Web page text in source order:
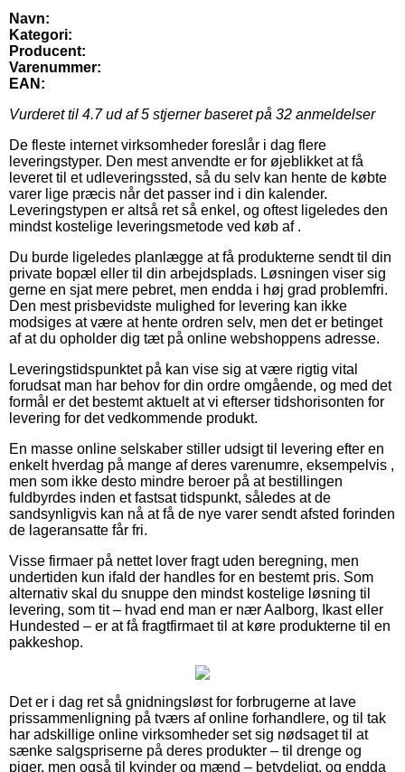
Navn:
Kategori:
Producent:
Varenummer:
EAN:
Vurderet til 4.7ud af 5 stjerner baseret på 32 anmeldelser
De fleste internet virksomheder foreslår i dag flere
leveringstyper. Den mest anvendte er for øjeblikket at få
leveret til et udleveringssted, så du selv kan hente de købte
varer lige præcis når det passer ind i din kalender.
Leveringstypen er altså ret så enkel, og oftest ligeledes den
mindst kostelige leveringsmetode ved køb af .
Du burde ligeledes planlægge at få produkterne sendt til din
private bopæl eller til din arbejdsplads. Løsningen viser sig
gerne en sjat mere pebret, men endda i høj grad problemfri.
Den mest prisbevidste mulighed for levering kan ikke
modsiges at være at hente ordren selv, men det er betinget
af at du opholder dig tæt på online webshoppens adresse.
Leveringstidspunktet på kan vise sig at være rigtig vital
forudsat man har behov for din ordre omgående, og med det
formål er det bestemt aktuelt at vi efterser tidshorisonten for
levering for det vedkommende produkt.
En masse online selskaber stiller udsigt til levering efter en
enkelt hverdag på mange af deres varenumre, eksempelvis ,
men som ikke desto mindre beroer på at bestillingen
fuldbyrdes inden et fastsat tidspunkt, således at de
sandsynligvis kan nå at få de nye varer sendt afsted forinden
de lageransatte får fri.
Visse firmaer på nettet lover fragt uden beregning, men
undertiden kun ifald der handles for en bestemt pris. Som
alternativ skal du snuppe den mindst kostelige løsning til
levering, som tit – hvad end man er nær Aalborg, Ikast eller
Hundested – er at få fragtfirmaet til at køre produkterne til en
pakkeshop.
Det er i dag ret så gnidningsløst for forbrugerne at lave
prissammenligning på tværs af online forhandlere, og til tak
har adskillige online virksomheder set sig nødsaget til at
sænke salgspriserne på deres produkter – til drenge og
piger, men også til kvinder og mænd – betydeligt, og endda